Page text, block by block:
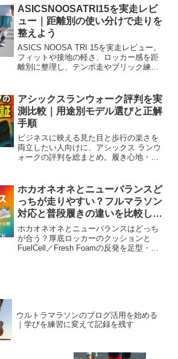
気に把握して快適なロング走に役立てま
しょう。
ASICSNOOSATRI15を実走レビ
ュー｜距離別の使い分けで走りを
整えよう
ASICS NOOSA TRI 15を実走レビュー。
フィットや接地の軽さ、ロッカー感を距
離別に整理し、テンポ走やブリック練へ
アシックスランウォーク評判を実
測比較｜用途別モデル選びと正解
手順
ビジネスに映える見た目と歩行の楽さを
両立したい人向けに、アシックス ランウ
ォークの評判を総まとめ。履き心地・サ
ない購入判断を導きます。
ホカオネオネとニューバランスど
っちが走りやすい？フルマラソン
対応と普段履きの違いを比較して
みた
ホカオネオネとニューバランスはどっち
が合う？厚底ロッカーのクッションと
FuelCell／Fresh Foamの反発を足型・用
ウルトラマラソンのブログ活用を始める
｜学びを練習に変えて記録を残す